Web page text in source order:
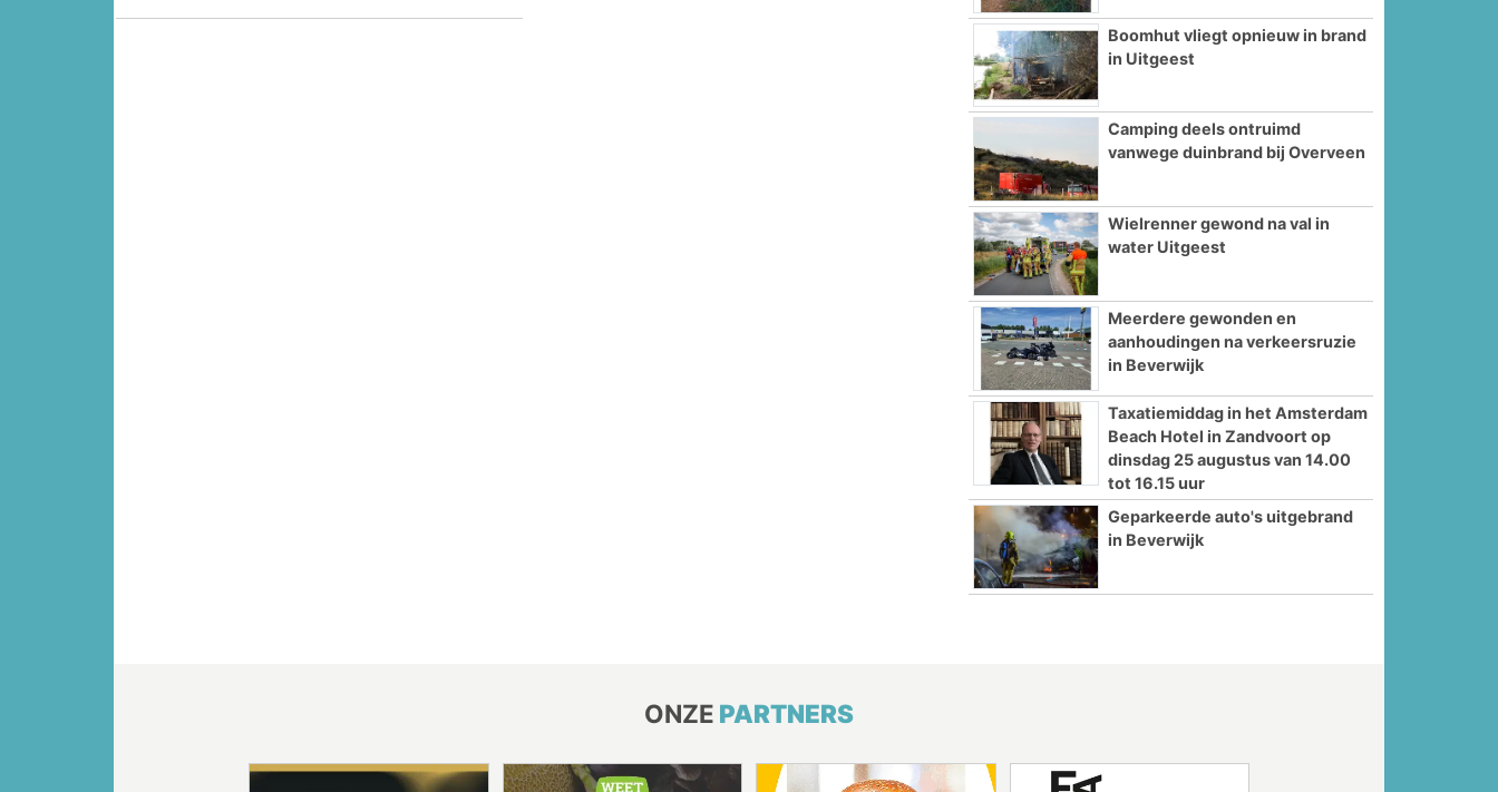
Boomhut vliegt opnieuw in brand
in Uitgeest
Camping deels ontruimd
vanwege duinbrand bij Overveen
Wielrenner gewond na val in
water Uitgeest
Meerdere gewonden en
aanhoudingen na verkeersruzie
in Beverwijk
Taxatiemiddag in het Amsterdam
Beach Hotel in Zandvoort op
dinsdag 25 augustus van 14.00
tot 16.15 uur
Geparkeerde auto's uitgebrand
in Beverwijk
ONZE PARTNERS